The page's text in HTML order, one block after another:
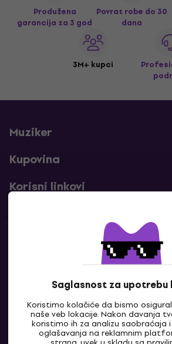
Saglasnost za upotrebu
Koristimo kolačiće da bismo
naše veb lokacije. Nakon davanja
koristimo ih za analizu saobraćaja
oglašavanja na reklamnim
Produžena
garancija za 3 god
Povrat robe do 30
dana
3M+ kupci
Muziker
Kupovina
Korisni linkovi
Kontakti
Kontaktiraj nas